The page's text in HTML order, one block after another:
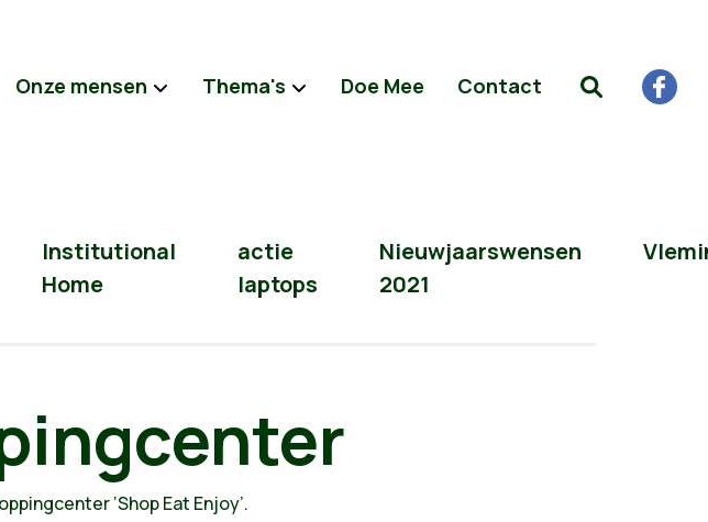
Onze mensen Thema's Doe Mee Contact
Institutional
Home
actie
laptops
Nieuwjaarswensen
2021
‘Shop Eat Enjoy’.